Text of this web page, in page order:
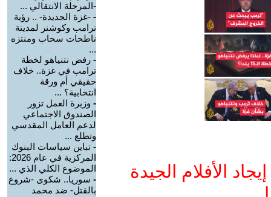
الأفلام الجيدة
-المرحلة الانتقالي ...
- -غزة الجديدة- .. رؤية
ترامب وكوشنر لمدينة
ناطحات سحاب ومنتزه
...
- رفض نتنياهو لخطة
ترامب في غزة.. خلاف
حقيقي أم ورقة
انتخابية؟ ...
- وزيرة العمل تزور
الصندوق الاجتماعي
لدعم العامل المقدسي
وتطلع ...
- تباين سياسات البنوك
المركزية في عام 2026:
الموضوع الكلي الذي ...
- سوريا.. شكوى -شروع
بالقتل- ضد محمد